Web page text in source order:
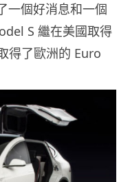
一個好消息和一個
S 繼在美國取得
得了歐洲的 Euro